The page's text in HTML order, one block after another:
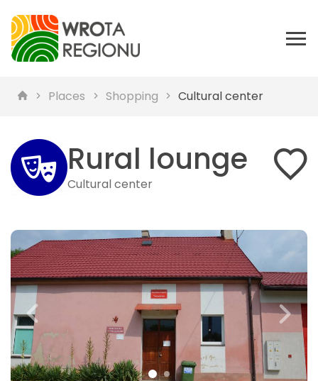
Places Shopping Cultural center
Rural lounge
Cultural center